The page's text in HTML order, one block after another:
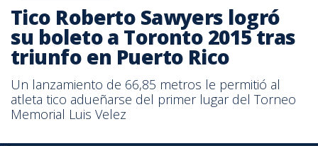
Tico Roberto Sawyers logró
su boleto a Toronto 2015 tras
triunfo en Puerto Rico
Un lanzamiento de 66,85 metros le permitió al
atleta tico adueñarse del primer lugar del Torneo
Memorial Luis Velez
El costarricense Roberto Sawyers muestra con orgullo su medalla